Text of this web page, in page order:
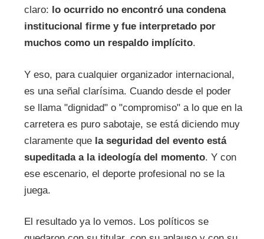
claro: lo ocurrido no encontró una condena
institucional firme y fue interpretado por
muchos como un respaldo implícito.
Y eso, para cualquier organizador internacional,
es una señal clarísima. Cuando desde el poder
se llama "dignidad" o "compromiso" a lo que en la
carretera es puro sabotaje, se está diciendo muy
claramente que la seguridad del evento está
supeditada a la ideología del momento. Y con
ese escenario, el deporte profesional no se la
juega.
El resultado ya lo vemos. Los políticos se